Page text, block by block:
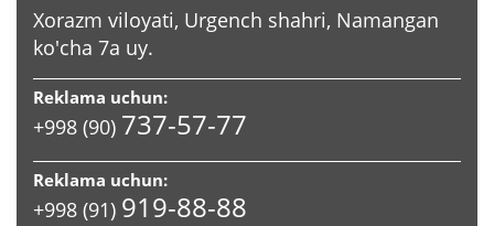
Xorazm viloyati, Urgench shahri, Namangan
ko'cha 7a uy.
Reklama uchun:
+998 (90) 737-57-77
Reklama uchun:
+998 (91) 919-88-88